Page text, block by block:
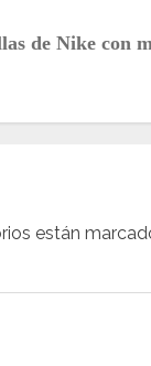
de Nike con
están